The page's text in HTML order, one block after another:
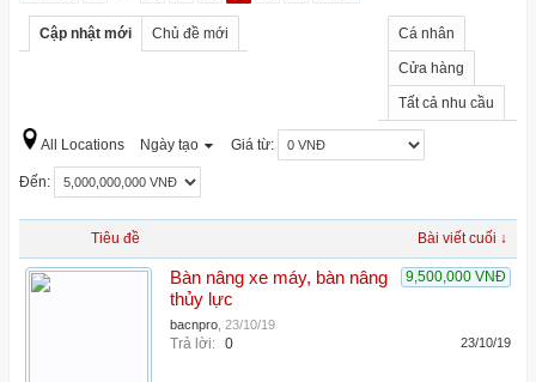
Cập nhật mới Chủ đề mới Cá nhân
Cửa hàng
Tất cả nhu cầu
All Locations Ngày tạo Giá từ:
Đến:
Tiêu đề Bài viết cuối ↓
9,500,000 VNĐ
Bàn nâng xe máy, bàn nâng
thủy lực
bacnpro 23/10/19
Trả lời: 0 23/10/19